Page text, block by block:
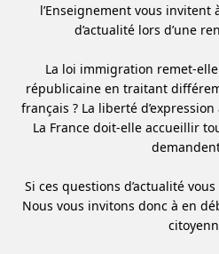
l’Enseignement vous
d’actualité lors d’une
La loi immigration remet-
républicaine en traitant
français ? La liberté
La France doit-elle accueillir
Si ces questions d’actualité
Nous vous invitons donc à en